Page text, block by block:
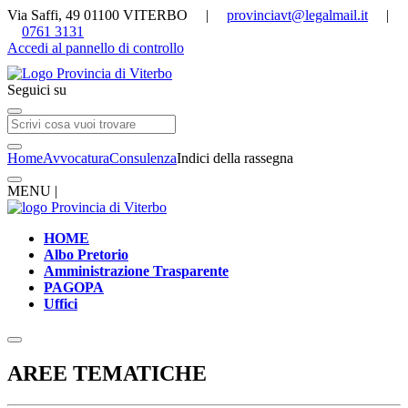
Via Saffi, 49 01100 VITERBO | provinciavt@legalmail.it |
0761 3131
Accedi al pannello di controllo
Seguici su
HomeAvvocaturaConsulenzaIndici della rassegna
MENU |
HOME
Albo Pretorio
Amministrazione Trasparente
PAGOPA
Uffici
AREE TEMATICHE